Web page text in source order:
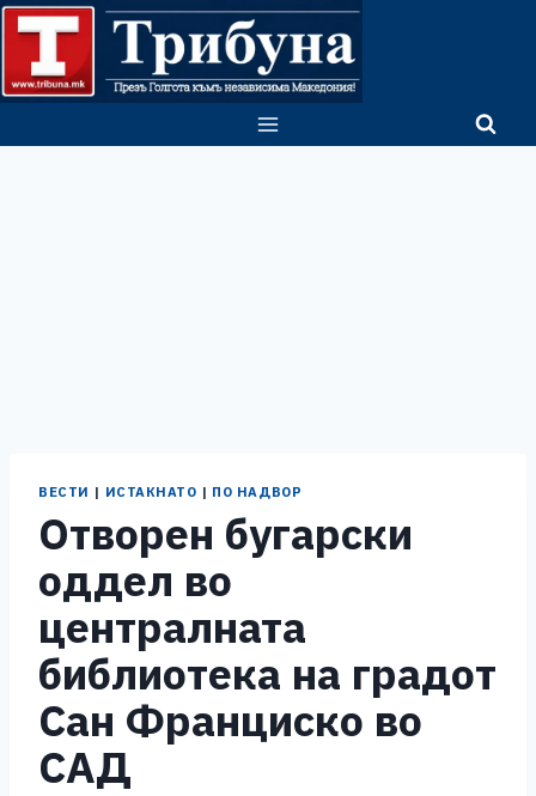
Skip
content
ВЕСТИ | ИСТАКНАТО | ПО НАДВОР
Отворен бугарски
оддел во
централната
библиотека на градот
Сан Франциско во
САД